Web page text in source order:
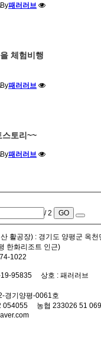
By패러러브
체험비행
By패러러브
토리~~
By패러러브
/ 2
GO
활공장) : 경기도 양평군 옥
한화리조트 인근)
1022
19-95835 상호 : 패러러브
경기양평-0061호
054055 농협 233026 51